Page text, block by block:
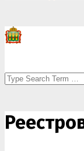
Search